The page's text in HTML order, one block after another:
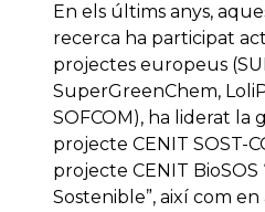
En els últims anys,
recerca ha participat
projectes europeus
SuperGreenChem,
SOFCOM), ha liderat la
projecte CENIT SOST-
projecte CENIT BioSOS
Sostenible”, així com